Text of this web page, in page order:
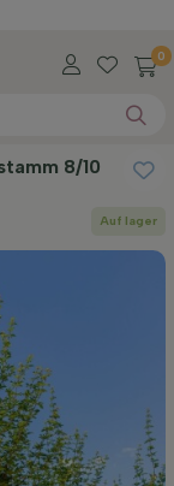
0
8/10
Auf lager